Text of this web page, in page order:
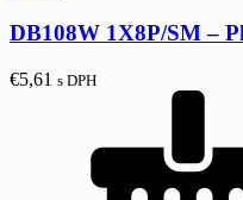
DB108W 1X8P/SM –
€5,61 s DPH